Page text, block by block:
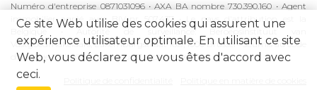
Numéro d'entreprise 0871031096 • AXA BA nombre 730.390.160 • Agent
immobilier agréé avec BIV-nr 507.437 • Le pays d'attribution est la
Belgique • Autorité de surveillance: Beroepsinstituut van
Vastgoedmakelaars, Luxemburgstraat 16B, 1000 Brussel • Soumis au code
d'éthique BIV • KB à partir du 27 septembre 2006
Ce site Web utilise des cookies qui assurent une
expérience utilisateur optimale. En utilisant ce site
Web, vous déclarez que vous êtes d'accord avec
ceci.